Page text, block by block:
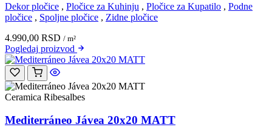
Dekor pločice , Pločice za Kuhinju , Pločice za Kupatilo , Podne
pločice , Spoljne pločice , Zidne pločice
4.990,00 RSD / m²
Pogledaj proizvod
Ceramica Ribesalbes
Mediterráneo Jávea 20x20 MATT